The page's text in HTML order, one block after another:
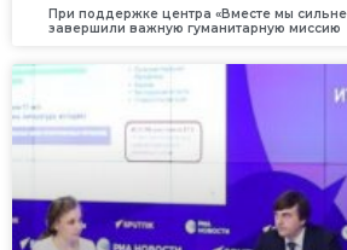
При поддержке центра «Вместе мы
завершили важную гуманитарную миссию